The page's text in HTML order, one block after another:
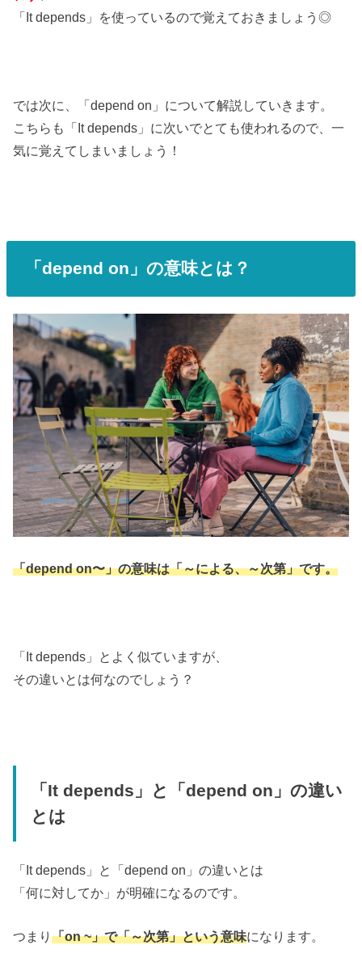
「It depends」を使っているので覚えておきましょう◎
では次に、「depend on」について解説していきます。
こちらも「It depends」に次いでとても使われるので、一
気に覚えてしまいましょう！
「depend on」の意味とは？
「depend on〜」の意味は「～による、～次第」です。
「It depends」とよく似ていますが、
その違いとは何なのでしょう？
「It depends」と「depend on」の違い
とは
「It depends」と「depend on」の違いとは
「何に対してか」が明確になるのです。
つまり「on ~」で「～次第」という意味になります。